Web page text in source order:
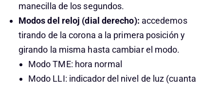
manecilla de los segundos.
Modos del reloj (dial derecho): accedemos
tirando de la corona a la primera posición y
girando la misma hasta cambiar el modo.
Modo TME: hora normal
Modo LLI: indicador del nivel de luz (cuanta